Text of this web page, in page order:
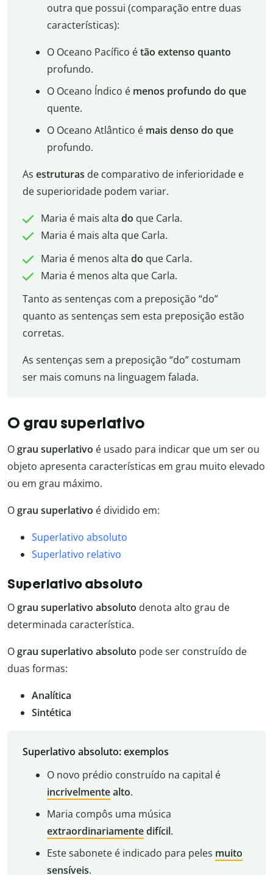
outra que possui (comparação entre duas
características):
O Oceano Pacífico étão extenso quanto
profundo.
O Oceano Índico é menos profundo do que
quente.
O Oceano Atlântico é mais denso do que
profundo.
As estruturas de comparativo de inferioridade e
de superioridade podem variar.
Maria é mais alta do que Carla.
Maria é mais alta que Carla.
Maria é menos alta do que Carla.
Maria é menos alta que Carla.
Tanto as sentenças com a preposição “do”
quanto as sentenças sem esta preposição estão
corretas.
As sentenças sem a preposição “do” costumam
ser mais comuns na linguagem falada.
O grau superlativo
Ograu superlativo é usado para indicar que um ser ou
objeto apresenta características em grau muito elevado
ou em grau máximo.
Ograu superlativo é dividido em:
Superlativo absoluto
Superlativo relativo
Superlativo absoluto
Ograu superlativo absoluto denota alto grau de
determinada característica.
Ograu superlativo absoluto pode ser construído de
duas formas:
Analítica
Sintética
Superlativo absoluto: exemplos
O novo prédio construído na capital é
incrivelmentealto.
Maria compôs uma música
extraordinariamentedifícil.
Este sabonete é indicado para peles muito
sensíveis.